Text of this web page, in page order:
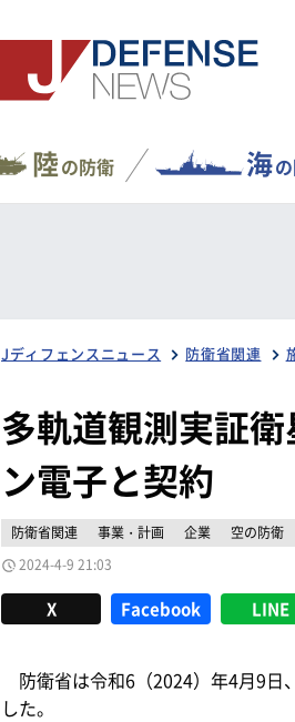
陸の防衛 海
Jディフェンスニュース 防衛省関連
多軌道観測実証
ン電子と契約
防衛省関連 事業・計画 企業 空の防衛
2024-4-9 21:03
X Facebook LINE
防衛省は令和6（2024）年4月9日
した。